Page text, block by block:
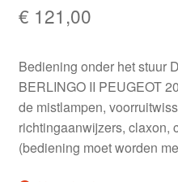
€ 121,00
Bediening onder het stuur
BERLINGO II PEUGEOT
de mistlampen,
richtingaanwijzers, claxon,
(bediening moet worden